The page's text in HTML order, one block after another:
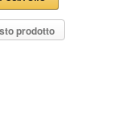
prodotto